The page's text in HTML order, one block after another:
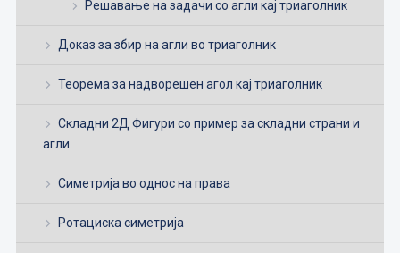
Решавање на задачи со агли кај триаголник
Доказ за збир на агли во триаголник
Теорема за надворешен агол кај триаголник
Складни 2Д Фигури со пример за складни страни и
агли
Симетрија во однос на права
Ротациска симетрија